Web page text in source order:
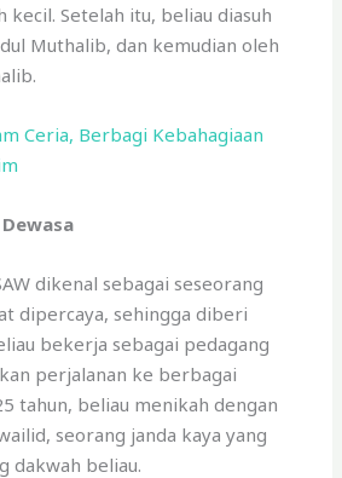
kecil. Setelah itu, beliau diasuh
Muthalib, dan kemudian oleh
Ceria, Berbagi Kebahagiaan
dikenal sebagai seseorang
dipercaya, sehingga diberi
bekerja sebagai pedagang
perjalanan ke berbagai
tahun, beliau menikah dengan
seorang janda kaya yang
dakwah beliau.